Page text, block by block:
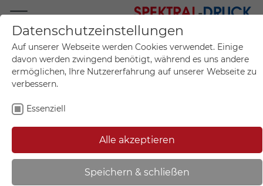
Mo.-Fr. 09:00-17:00
+49 (0)711 55 75 25
Mein Konto
Mein Warenkorb
Sie sind hier: Start
Datenschutzeinstellungen
Auf unserer Webseite werden Cookies verwendet. Einige
davon werden zwingend benötigt, während es uns andere
ermöglichen, Ihre Nutzererfahrung auf unserer Webseite zu
verbessern.
Essenziell
Alle akzeptieren
Speichern & schließen